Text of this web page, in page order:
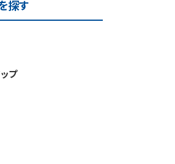
探す
プ